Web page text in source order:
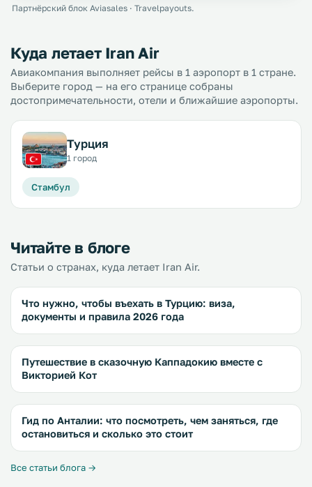
Партнёрский блок Aviasales · Travelpayouts.
Куда летает Iran Air
Авиакомпания выполняет рейсы в 1 аэропорт в 1 стране.
Выберите город — на его странице собраны
достопримечательности, отели и ближайшие аэропорты.
Турция
1 город
Стамбул
Читайте в блоге
Статьи о странах, куда летает Iran Air.
Что нужно, чтобы въехать в Турцию: виза,
документы и правила 2026 года
Путешествие в сказочную Каппадокию вместе с
Викторией Кот
Гид по Анталии: что посмотреть, чем заняться, где
остановиться и сколько это стоит
Все статьи блога →